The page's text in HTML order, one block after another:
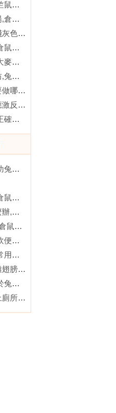
天竺鼠的生活環境,天竺鼠的飼養知識
布丁倉鼠不喜歡曬太陽,倉鼠咬人會傳染鼠疫麼
奶茶倉鼠的顏色多為淺灰色,奶茶倉鼠的形態特征
倉鼠上火怎麼辦,挑選倉鼠的注意事項
大麥丁兔的品種簡介,大麥丁兔吃什麼比較好
兔子腳皮炎該如何預防,兔兔腳皮炎原因和治療方法
飼養寵物天竺鼠每天要做哪些功課,天竺鼠的飼養知識
斷奶會給小兔兔帶來應激反應,飼料
松鼠為什麼不冬眠,最正確的松鼠飼養方法
冬季幼兔腹瀉的原因,幼兔正確的護理方法
倉鼠上火怎麼辦,挑選倉鼠的注意事項
兔子不喜歡被抱著怎麼辦,寵物兔不能吃什麼
老鼠擇偶講究“責任心,倉鼠也是有責任心的動物
倉鼠會有鼠疫嗎,倉鼠軟便怎麼辦
常用的兔飼料有哪些,常用的兔飼料有哪些可選擇
巨型花明兔能吃肉、雞翅膀、蛋糕之類東西嗎,花明兔
不要輕易招惹兔子,關於兔子的歷史
如何幫助特殊的兔子上廁所,關於兔子的歷史